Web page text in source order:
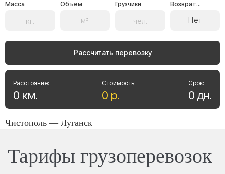
Масса Объем Грузчики Возврат...
Нет
Рассчитать перевозку
Стоимость:
0 р.
Расстояние:
0 км.
Срок:
0 дн.
Чистополь — Луганск
Тарифы грузоперевозок